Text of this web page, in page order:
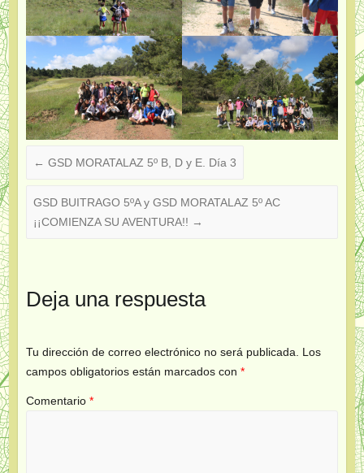
← GSD MORATALAZ 5º B, D y E. Día 3
GSD BUITRAGO 5ºA y GSD MORATALAZ 5º AC
¡¡COMIENZA SU AVENTURA!! →
Deja una respuesta
Tu dirección de correo electrónico no será publicada. Los
campos obligatorios están marcados con *
Comentario *